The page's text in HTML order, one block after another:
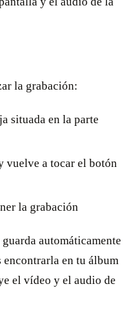
la grabación:
situada en la parte
vuelve a tocar el botón
la grabación
automáticamente
encontrarla en tu álbum
el vídeo y el audio de